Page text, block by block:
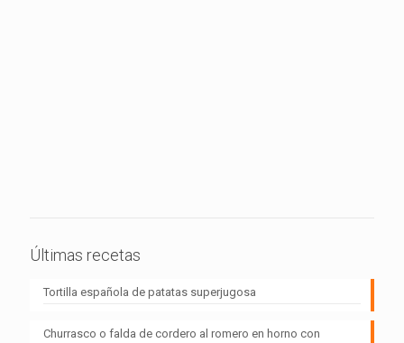
Últimas recetas
Tortilla española de patatas superjugosa
Churrasco o falda de cordero al romero en horno con